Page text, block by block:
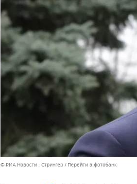
© РИА Новости . Стрингер Перейти в фотобанк